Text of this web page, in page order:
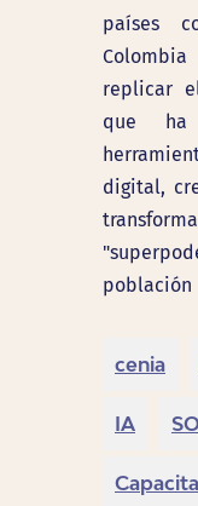
países
replicar
que ha
digital,
población
cenia
IA